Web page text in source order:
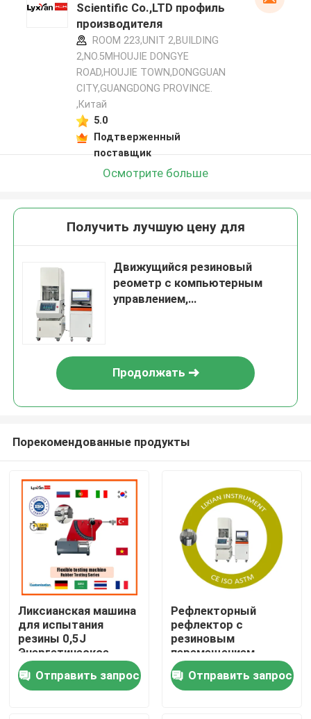
Дом
Товары
Scientific Co.,LTD профиль
производителя
ROOM 223,UNIT 2,BUILDING
2,NO.5MHOUJIE DONGYE
ROAD,HOUJIE TOWN,DONGGUAN
CITY,GUANGDONG PROVINCE.
,Китай
5.0
Подтверженный
поставщик
Осмотрите больше
Получить лучшую цену для
Движущийся резиновый
реометр с компьютерным
управлением,
Продолжать
Порекомендованные продукты
Ликсианская машина
для испытания
резины 0,5J
Энергетическое
оборудование для
испытания гибкой
резины резины
Отправить запрос
Рефлекторный
рефлектор с
резиновым
перемещением
температуры
комнаты до 200°C
Соответствует
Отправить запрос